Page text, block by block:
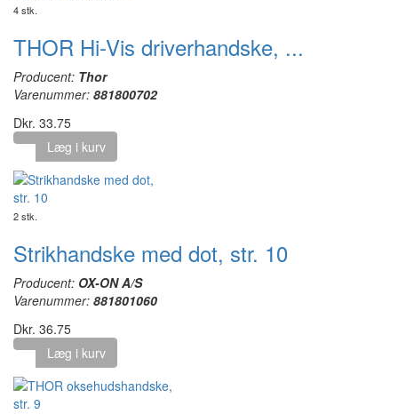
4 stk.
THOR Hi-Vis driverhandske, ...
Producent: Thor
Varenummer: 881800702
Dkr. 33.75
Læg i kurv
2 stk.
Strikhandske med dot, str. 10
Producent: OX-ON A/S
Varenummer: 881801060
Dkr. 36.75
Læg i kurv